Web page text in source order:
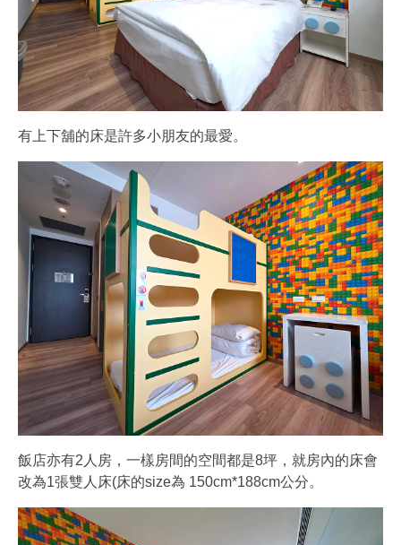
有上下舖的床是許多小朋友的最愛。
飯店亦有2人房，一樣房間的空間都是8坪，就房內的床會
改為1張雙人床(床的size為 150cm*188cm公分。